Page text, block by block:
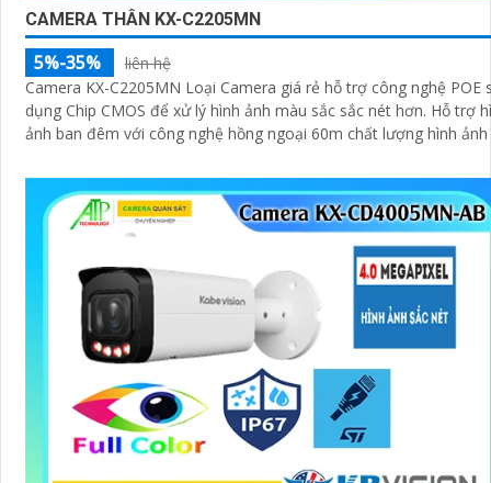
CAMERA THÂN KX-C2205MN
5%-35%
liên hệ
Camera KX-C2205MN Loại Camera giá rẻ hỗ trợ công nghệ POE
dụng Chip CMOS để xử lý hình ảnh màu sắc sắc nét hơn. Hỗ trợ hình
ảnh ban đêm với công nghệ hồng ngoại 60m chất lượng hình ảnh